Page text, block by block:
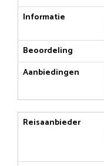
Informatie
Beoordeling
Aanbiedingen
Reisaanbieder